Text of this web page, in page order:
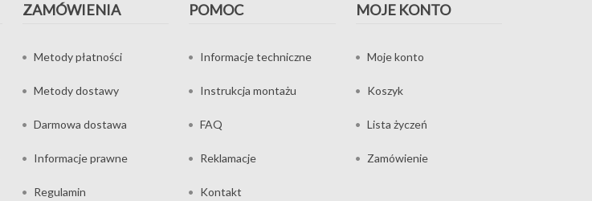
ZAMÓWIENIA
Metody płatności
Metody dostawy
Darmowa dostawa
Informacje prawne
Regulamin
POMOC
Informacje techniczne
Instrukcja montażu
FAQ
Reklamacje
Kontakt
MOJE KONTO
Moje konto
Koszyk
Lista życzeń
Zamówienie